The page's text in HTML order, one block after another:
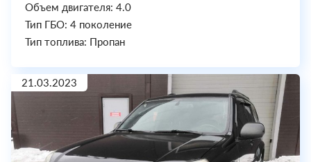
Объем двигателя: 4.0
Тип ГБО: 4 поколение
Тип топлива: Пропан
21.03.2023